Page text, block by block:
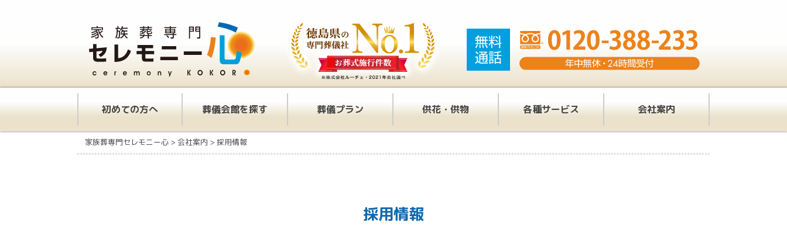
初めての方へ 葬儀会館を探す 葬儀プラン 供花・供物 各種サービス 会社案内
家族葬専門セレモニー心> 会社案内 > 採用情報
採用情報